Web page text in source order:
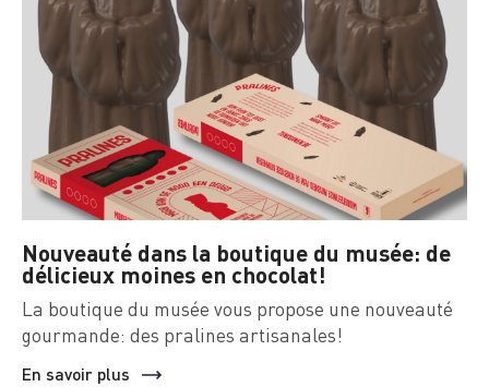
Nouveauté dans la boutique du musée: de
délicieux moines en chocolat!
La boutique du musée vous propose une nouveauté
gourmande: des pralines artisanales!
En savoir plus